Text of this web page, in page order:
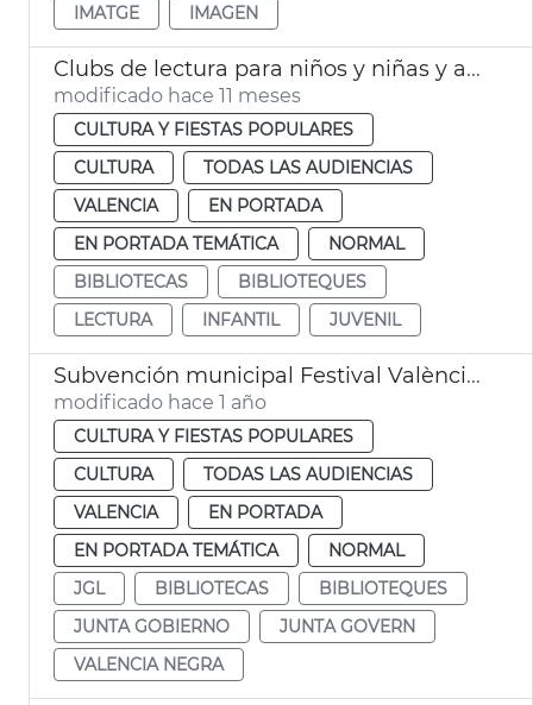
IMATGE
IMAGEN
Clubs de lectura para niños y niñas y adolescentes València
modificado hace 11 meses
CULTURA Y FIESTAS POPULARES
CULTURA
TODAS LAS AUDIENCIAS
VALENCIA
EN PORTADA
EN PORTADA TEMÁTICA
NORMAL
BIBLIOTECAS
BIBLIOTEQUES
LECTURA
INFANTIL JUVENIL
Subvención municipal Festival València Negra
modificado hace 1 año
CULTURA Y FIESTAS POPULARES
CULTURA
TODAS LAS AUDIENCIAS
VALENCIA
EN PORTADA
EN PORTADA TEMÁTICA
NORMAL
JGL
BIBLIOTECAS
BIBLIOTEQUES
JUNTA GOBIERNO
JUNTA GOVERN
VALENCIA NEGRA